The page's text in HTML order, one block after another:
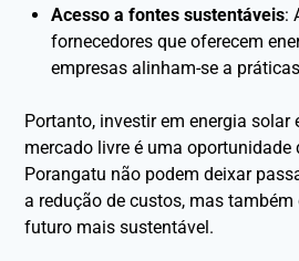
Acesso a fontes sustentáveis:
fornecedores que oferecem
empresas alinham-se a
Portanto, investir em energia solar
mercado livre é uma oportunidade
Porangatu não podem deixar
a redução de custos, mas
futuro mais sustentável.